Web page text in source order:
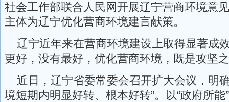
社会工作部联合人民网开展辽宁营商环境意
主体为辽宁优化营商环境建言献策。
辽宁近年来在营商环境建设上取得显著成
更好，没有最好，优化营商环境，既是攻坚
近日，辽宁省委常委会召开扩大会议，明
境短期内明显好转、根本好转”。以“政府所能